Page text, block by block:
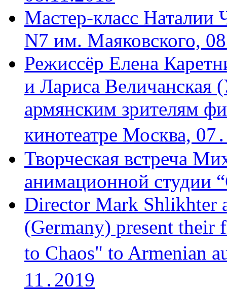
Мастер-класс
N7 им. Маяковского,
Режиссёр Елена
и Лариса Величанская
армянским зрителям
кинотеатре Москва,
Творческая встреча
анимационной студии
Director Mark Shlikhter
(Germany) present
to Chaos" to Armenian
11․2019